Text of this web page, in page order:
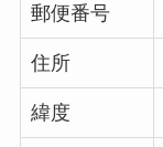
郵便番号
住所
緯度